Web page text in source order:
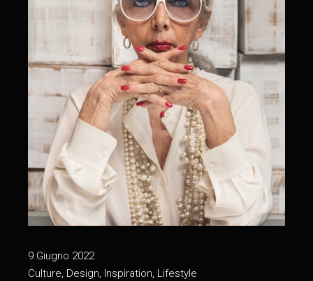
9 Giugno 2022
Culture, Design, Inspiration, Lifestyle